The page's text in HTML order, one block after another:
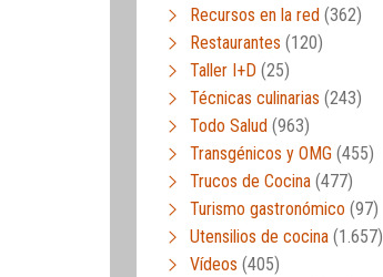
Recursos en la red (362)
Restaurantes (120)
Taller I+D (25)
Técnicas culinarias (243)
Todo Salud (963)
Transgénicos y OMG (455)
Trucos de Cocina (477)
Turismo gastronómico (97)
Utensilios de cocina (1.657)
Vídeos (405)